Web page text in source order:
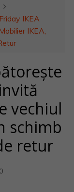
IKEA
IKEA,
vechiul
schimb
retur
0